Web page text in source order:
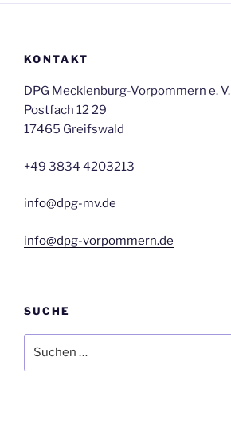
KONTAKT
DPG Mecklenburg-Vorpommern e. V.
Postfach 12 29
17465 Greifswald
+49 3834 4203213
info@dpg-mv.de
info@dpg-vorpommern.de
SUCHE
nach: